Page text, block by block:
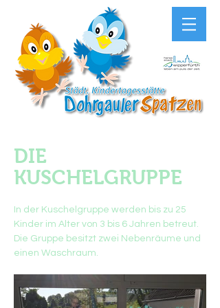
DIE
KUSCHELGRUPPE
In der Kuschelgruppe werden bis zu 25
Kinder im Alter von 3 bis 6 Jahren betreut.
Die Gruppe besitzt zwei Nebenräume und
einen Waschraum.